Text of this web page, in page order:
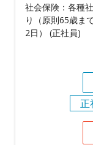
社会保険：各種
り（原則65歳ま
2日） (正社員)
正